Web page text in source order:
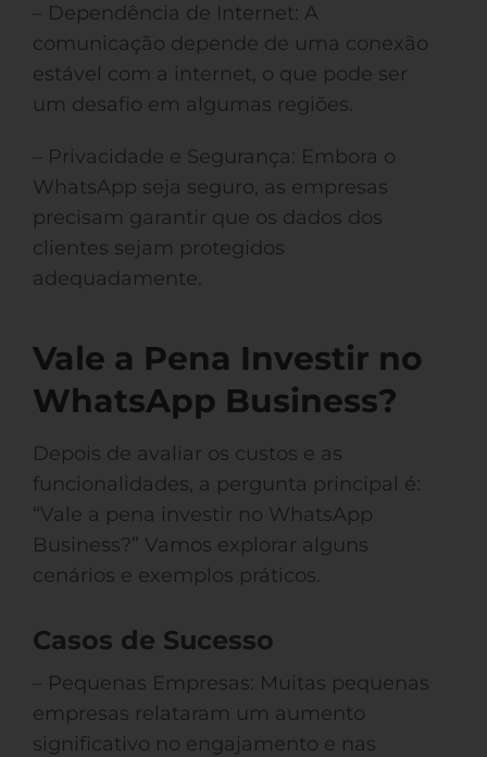
– Dependência de Internet: A
comunicação depende de uma conexão
estável com a internet, o que pode ser
um desafio em algumas regiões.
– Privacidade e Segurança: Embora o
WhatsApp seja seguro, as empresas
precisam garantir que os dados dos
clientes sejam protegidos
adequadamente.
Vale a Pena Investir no
WhatsApp Business?
Depois de avaliar os custos e as
funcionalidades, a pergunta principal é:
“Vale a pena investir no WhatsApp
Business?” Vamos explorar alguns
cenários e exemplos práticos.
Casos de Sucesso
– Pequenas Empresas: Muitas pequenas
empresas relataram um aumento
significativo no engajamento e nas